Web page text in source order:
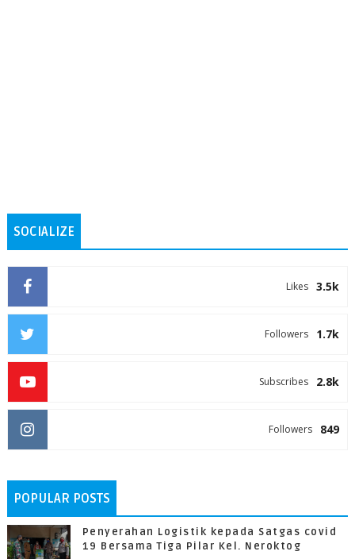
SOCIALIZE
3.5k
Likes
1.7k
Followers
2.8k
Subscribes
849
Followers
POPULAR POSTS
Penyerahan Logistik kepada Satgas covid
19 Bersama Tiga Pilar Kel. Neroktog